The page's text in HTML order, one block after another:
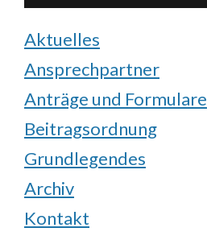
Aktuelles
Ansprechpartner
Anträge und Formulare
Beitragsordnung
Grundlegendes
Archiv
Kontakt